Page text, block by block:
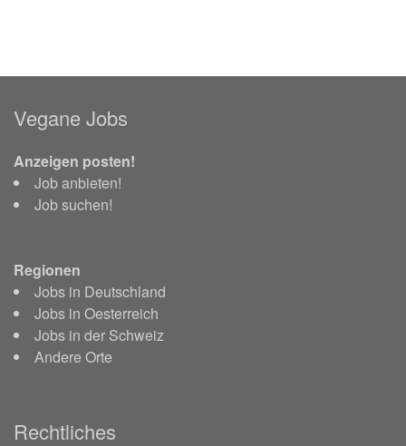
Vegane Jobs
Anzeigen posten!
Job anbieten!
Job suchen!
Regionen
Jobs in Deutschland
Jobs in Oesterreich
Jobs in der Schweiz
Andere Orte
Rechtliches